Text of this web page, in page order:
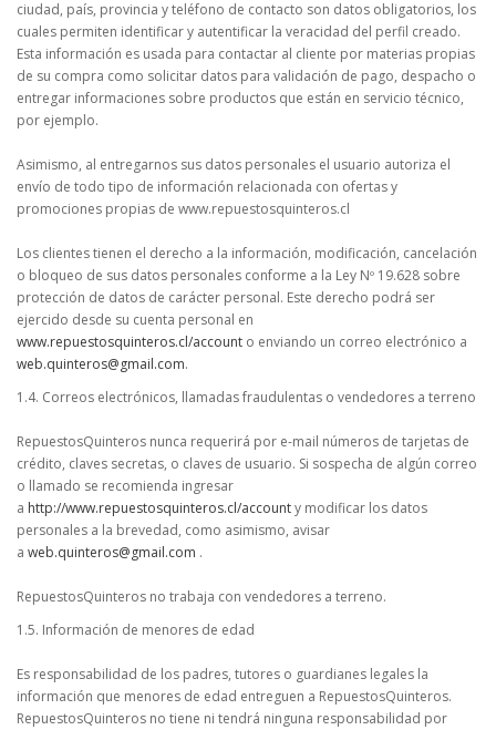
ciudad, país, provincia y teléfono de contacto son datos obligatorios, los
cuales permiten identificar y autentificar la veracidad del perfil creado.
Esta información es usada para contactar al cliente por materias propias
de su compra como solicitar datos para validación de pago, despacho o
entregar informaciones sobre productos que están en servicio técnico,
por ejemplo.
Asimismo, al entregarnos sus datos personales el usuario autoriza el
envío de todo tipo de información relacionada con ofertas y
promociones propias de www.repuestosquinteros.cl
Los clientes tienen el derecho a la información, modificación, cancelación
o bloqueo de sus datos personales conforme a la Ley Nº 19.628 sobre
protección de datos de carácter personal. Este derecho podrá ser
ejercido desde su cuenta personal en
www.repuestosquinteros.cl/account o enviando un correo electrónico a
web.quinteros@gmail.com.
1.4. Correos electrónicos, llamadas fraudulentas o vendedores a terreno
RepuestosQuinteros nunca requerirá por e-mail números de tarjetas de
crédito, claves secretas, o claves de usuario. Si sospecha de algún correo
o llamado se recomienda ingresar
a http://www.repuestosquinteros.cl/accounty modificar los datos
personales a la brevedad, como asimismo, avisar
a web.quinteros@gmail.com .
RepuestosQuinteros no trabaja con vendedores a terreno.
1.5. Información de menores de edad
Es responsabilidad de los padres, tutores o guardianes legales la
información que menores de edad entreguen a RepuestosQuinteros.
RepuestosQuinteros no tiene ni tendrá ninguna responsabilidad por